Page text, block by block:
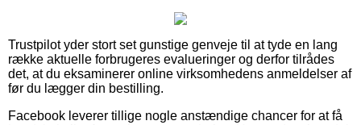
Trustpilot yder stort set gunstige genveje til at tyde en lang
række aktuelle forbrugeres evalueringer og derfor tilrådes
det, at du eksaminerer online virksomhedens anmeldelser af
før du lægger din bestilling.
Facebook leverer tillige nogle anstændige chancer for at få